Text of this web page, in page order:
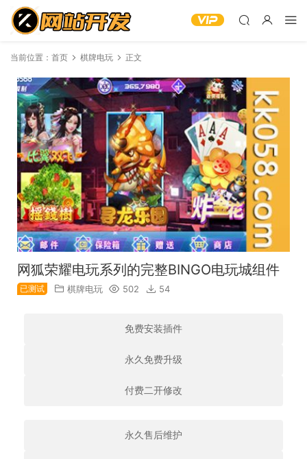
当前位置： 首页 棋牌电玩 正文
网狐荣耀电玩系列的完整BINGO电玩城组件
已测试 棋牌电玩 502 54
免费安装插件
永久免费升级
付费二开修改
永久售后维护